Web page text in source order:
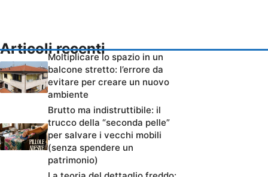
Articoli recenti
Moltiplicare lo spazio in un
balcone stretto: l’errore da
evitare per creare un nuovo
ambiente
Brutto ma indistruttibile: il
trucco della “seconda pelle”
per salvare i vecchi mobili
(senza spendere un
patrimonio)